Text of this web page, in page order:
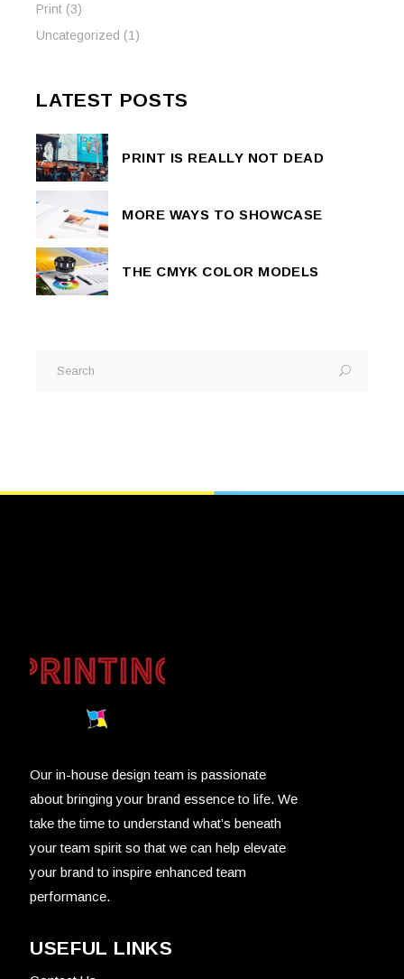
Print (3)
Uncategorized (1)
LATEST POSTS
PRINT IS REALLY NOT DEAD
MORE WAYS TO SHOWCASE
THE CMYK COLOR MODELS
Our in-house design team is passionate
about bringing your brand essence to life. We
take the time to understand what’s beneath
your team spirit so that we can help elevate
your brand to inspire enhanced team
performance.
USEFUL LINKS